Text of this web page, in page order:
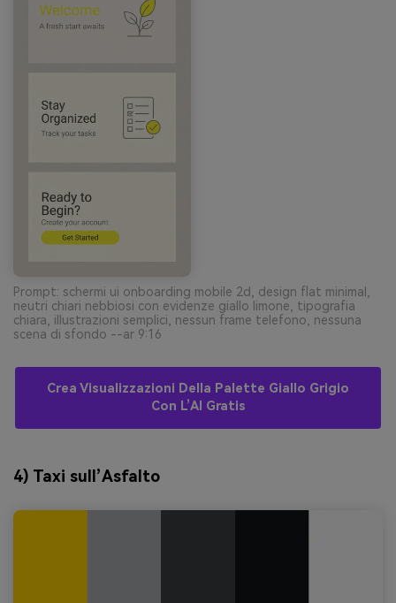
Prompt: schermi ui onboarding mobile 2d, design flat minimal,
neutri chiari nebbiosi con evidenze giallo limone, tipografia
chiara, illustrazioni semplici, nessun frame telefono, nessuna
scena di sfondo --ar 9:16
Crea Visualizzazioni Della Palette Giallo Grigio
Con L’AI Gratis
4) Taxi sull’Asfalto